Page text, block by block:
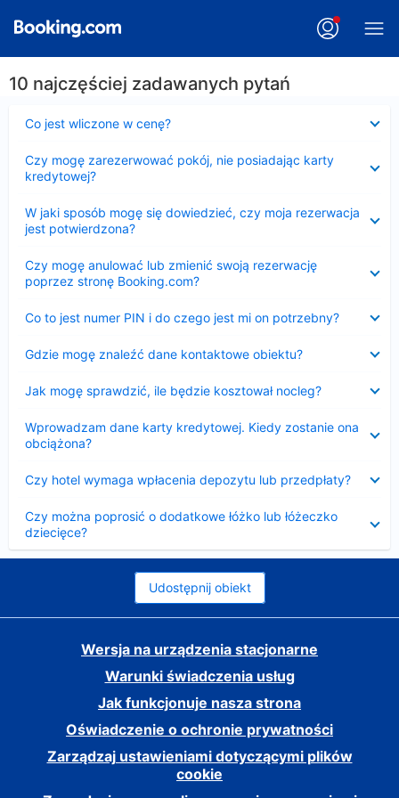
10 najczęściej zadawanych pytań
Co jest wliczone w cenę?
Czy mogę zarezerwować pokój, nie posiadając karty
kredytowej?
W jaki sposób mogę się dowiedzieć, czy moja rezerwacja
jest potwierdzona?
Czy mogę anulować lub zmienić swoją rezerwację
poprzez stronę Booking.com?
Co to jest numer PIN i do czego jest mi on potrzebny?
Gdzie mogę znaleźć dane kontaktowe obiektu?
Jak mogę sprawdzić, ile będzie kosztował nocleg?
Wprowadzam dane karty kredytowej. Kiedy zostanie ona
obciążona?
Czy hotel wymaga wpłacenia depozytu lub przedpłaty?
Czy można poprosić o dodatkowe łóżko lub łóżeczko
dziecięce?
Udostępnij obiekt
Wersja na urządzenia stacjonarne
Warunki świadczenia usług
Jak funkcjonuje nasza strona
Oświadczenie o ochronie prywatności
Zarządzaj ustawieniami dotyczącymi plików
cookie